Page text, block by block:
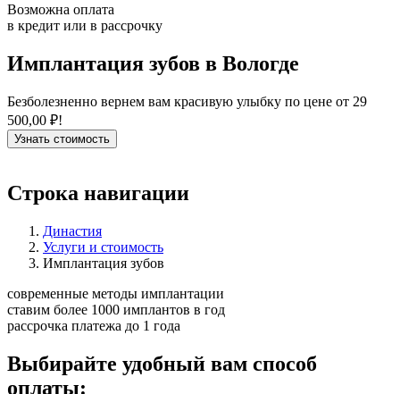
Возможна оплата
в кредит или в рассрочку
Имплантация зубов в Вологде
Безболезненно вернем вам красивую улыбку по цене от 29
500,00 ₽!
Узнать стоимость
Строка навигации
Династия
Услуги и стоимость
Имплантация зубов
современные методы имплантации
ставим более 1000 имплантов в год
рассрочка платежа до 1 года
Выбирайте удобный вам способ
оплаты: